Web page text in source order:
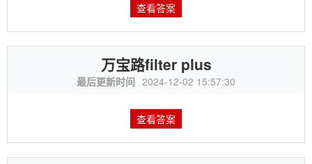
查看答案
万宝路filter plus
最后更新时间 2024-12-02 15:57:30
查看答案